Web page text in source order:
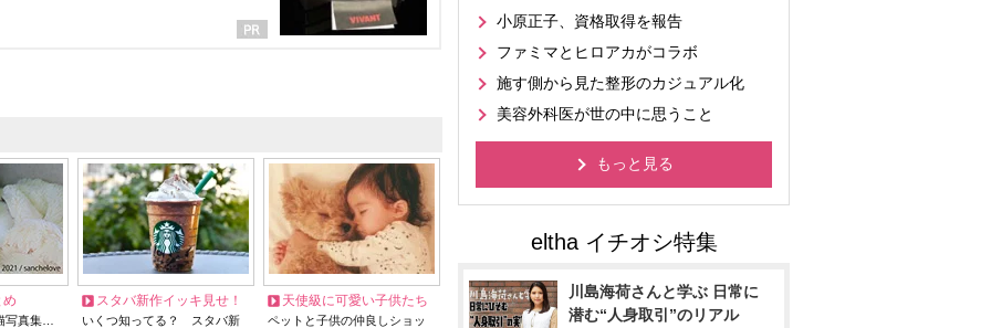
め
写真集…
スタバ新作イッキ見せ！
いくつ知ってる？ スタバ新
天使級に可愛い子供たち
ペットと子供の仲良しショッ
小原正子、資格取得を報告
ファミマとヒロアカがコラボ
施す側から見た整形のカジュアル化
美容外科医が世の中に思うこと
もっと見る
川島海荷さんと学ぶ 日常に
潜む“人身取引”のリアル